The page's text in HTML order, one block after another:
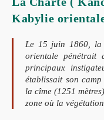
Kabylie
Le 15 juin 1860, la
orientale pénétrait
principaux
établissait son
la cîme (1251
zone où la